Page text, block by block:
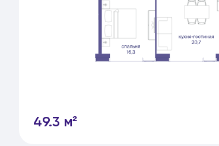
49.3 м²